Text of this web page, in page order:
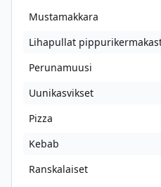
Mustamakkara
Lihapullat
Perunamuusi
Uunikasvikset
Pizza
Kebab
Ranskalaiset